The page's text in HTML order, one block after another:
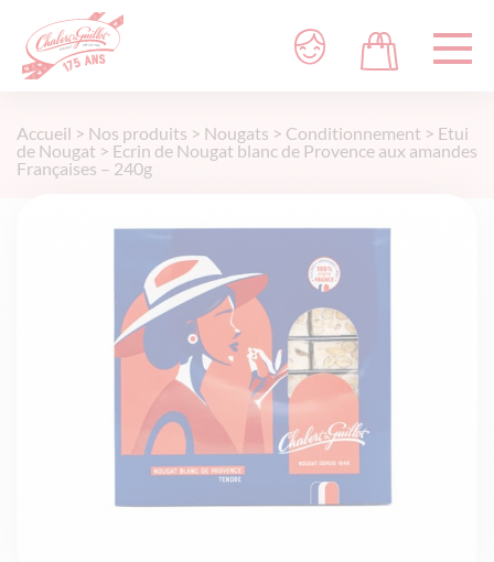
Accueil > Nos produits > Nougats > Conditionnement > Etui
de Nougat > Ecrin de Nougat blanc de Provence aux amandes
Françaises – 240g